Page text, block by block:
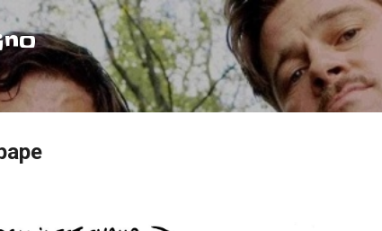
Accéder au contenu principal